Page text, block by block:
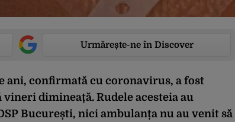
Urmărește-ne în Discover
ani, confirmată cu coronavirus, a fost
dimineață. Rudele acesteia au
București, nici ambulanța nu au venit să